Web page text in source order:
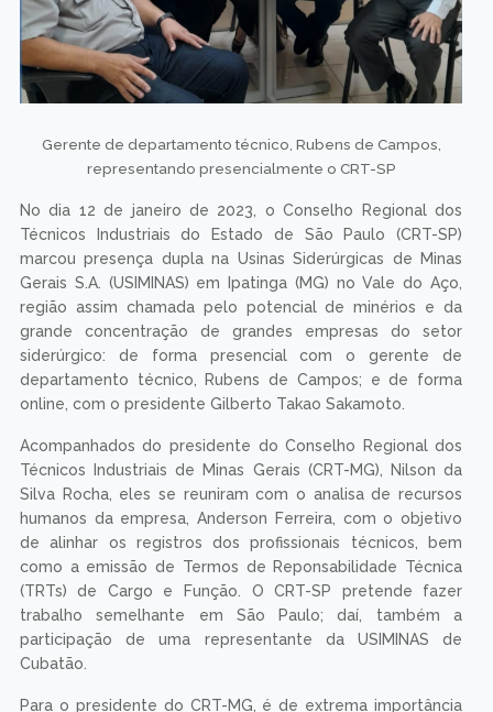
Gerente de departamento técnico, Rubens de Campos,
representando presencialmente o CRT-SP
No dia 12 de janeiro de 2023, o Conselho Regional dos
Técnicos Industriais do Estado de São Paulo (CRT-SP)
marcou presença dupla na Usinas Siderúrgicas de Minas
Gerais S.A. (USIMINAS) em Ipatinga (MG) no Vale do Aço,
região assim chamada pelo potencial de minérios e da
grande concentração de grandes empresas do setor
siderúrgico: de forma presencial com o gerente de
departamento técnico, Rubens de Campos; e de forma
online, com o presidente Gilberto Takao Sakamoto.
Acompanhados do presidente do Conselho Regional dos
Técnicos Industriais de Minas Gerais (CRT-MG), Nilson da
Silva Rocha, eles se reuniram com o analisa de recursos
humanos da empresa, Anderson Ferreira, com o objetivo
de alinhar os registros dos profissionais técnicos, bem
como a emissão de Termos de Reponsabilidade Técnica
(TRTs) de Cargo e Função. O CRT-SP pretende fazer
trabalho semelhante em São Paulo; daí, também a
participação de uma representante da USIMINAS de
Cubatão.
Para o presidente do CRT-MG, é de extrema importância